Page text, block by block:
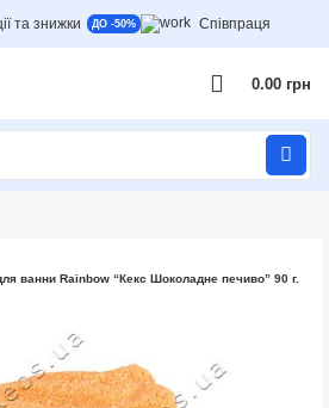
та знижки ДО -50% Співпраця
0.00 грн
ванни Rainbow “Кекс Шоколадне печиво” 90 г.